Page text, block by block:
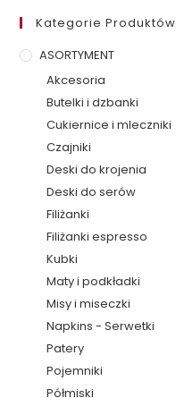
Kategorie Produktów
ASORTYMENT
Akcesoria
Butelki i dzbanki
Cukiernice i mleczniki
Czajniki
Deski do krojenia
Deski do serów
Filiżanki
Filiżanki espresso
Kubki
Maty i podkładki
Misy i miseczki
Napkins - Serwetki
Patery
Pojemniki
Półmiski